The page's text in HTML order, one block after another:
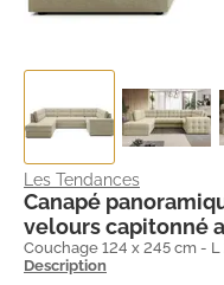
Les Tendances
Canapé
velours capitonné
Couchage 124 x 245 cm -
Description